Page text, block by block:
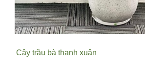
Cây trầu bà thanh xuân